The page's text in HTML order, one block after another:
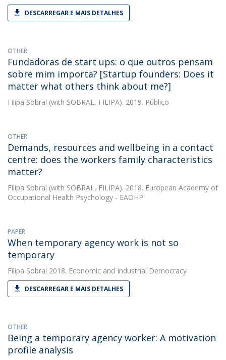
DESCARREGAR E MAIS DETALHES
OTHER
Fundadoras de start ups: o que outros pensam
sobre mim importa? [Startup founders: Does it
matter what others think about me?]
Filipa Sobral (with SOBRAL, FILIPA). 2019. Público
OTHER
Demands, resources and wellbeing in a contact
centre: does the workers family characteristics
matter?
Filipa Sobral (with SOBRAL, FILIPA). 2018. European Academy of
Occupational Health Psychology - EAOHP
PAPER
When temporary agency work is not so
temporary
Filipa Sobral 2018. Economic and Industrial Democracy
DESCARREGAR E MAIS DETALHES
OTHER
Being a temporary agency worker: A motivation
profile analysis